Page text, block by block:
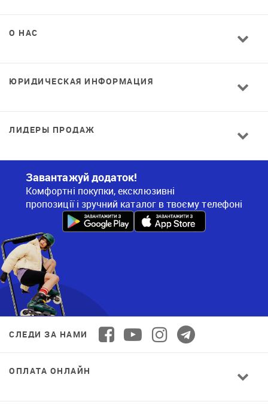
О НАС
ЮРИДИЧЕСКАЯ ИНФОРМАЦИЯ
ЛИДЕРЫ ПРОДАЖ
Завантажуй додаток!
Комфортні покупки, ексклюзивні
пропозиції і зручний каталог в твоєму телефоні
СЛЕДИ ЗА НАМИ
ОПЛАТА ОНЛАЙН